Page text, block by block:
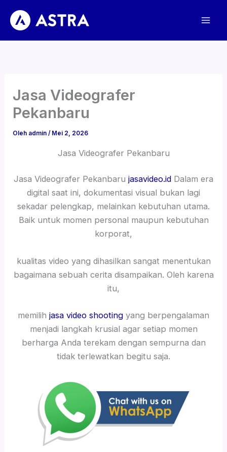
konten
Jasa Videografer
Pekanbaru
Oleh admin/ Mei 2, 2026
Jasa Videografer Pekanbaru
Jasa Videografer Pekanbaru jasavideo.id Dalam era
digital saat ini, dokumentasi visual bukan lagi
sekadar pelengkap, melainkan kebutuhan utama.
Baik untuk momen personal maupun kebutuhan
korporat,
kualitas video yang dihasilkan sangat menentukan
bagaimana sebuah cerita disampaikan. Oleh karena
itu,
memilih jasa video shooting yang berpengalaman
menjadi langkah krusial agar setiap momen
berharga Anda terekam dengan sempurna dan
tidak terlewatkan begitu saja.